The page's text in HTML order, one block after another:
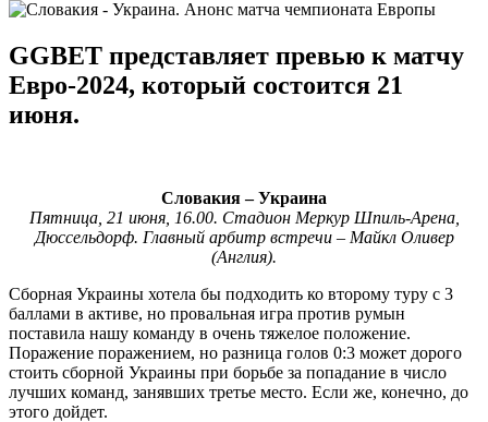
GGBET представляет превью к матчу
Евро-2024, который состоится 21
июня.
Словакия – Украина
Пятница, 21 июня, 16.00. Стадион Меркур Шпиль-Арена,
Дюссельдорф. Главный арбитр встречи – Майкл Оливер
(Англия).
Сборная Украины хотела бы подходить ко второму туру с 3
баллами в активе, но провальная игра против румын
поставила нашу команду в очень тяжелое положение.
Поражение поражением, но разница голов 0:3 может дорого
стоить сборной Украины при борьбе за попадание в число
лучших команд, занявших третье место. Если же, конечно, до
этого дойдет.